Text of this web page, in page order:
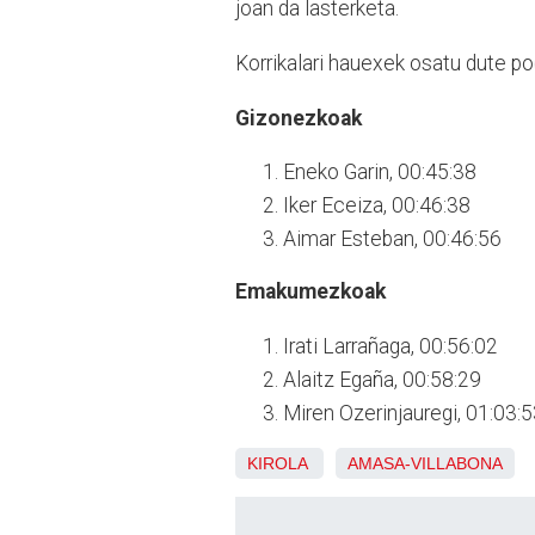
joan da lasterketa.
Korrikalari hauexek osatu dute
Gizonezkoak
Eneko Garin, 00:45:38
Iker Eceiza, 00:46:38
Aimar Esteban, 00:46:56
Emakumezkoak
Irati Larrañaga, 00:56:02
Alaitz Egaña, 00:58:29
Miren Ozerinjauregi,
KIROLA AMASA-VILLABONA